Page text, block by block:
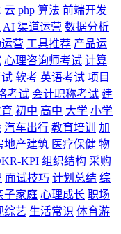
云 php 算法 前端开发
AI 渠道运营 数据分析
营 工具推荐 产品运
心理咨询师考试 计算
软考 英语考试 项目
考试 会计职称考试 建
初中 高中 大学 小学
汽车出行 教育培训
加
地产建筑 医疗保健 物
KPI 组织结构 采购
面试技巧 计划总结 综
子家庭 心理成长 职场
综艺 生活常识 体育游